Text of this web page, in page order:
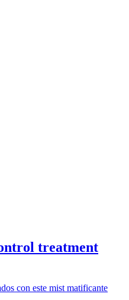
treatment
con este mist matificante